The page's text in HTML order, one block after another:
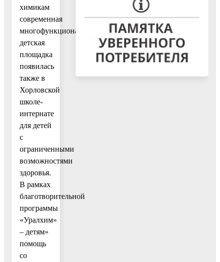
химикам
современная
многофункциональная
детская
площадка
появилась
также в
Хорловской
школе-
интернате
для детей
с
ограниченными
возможностями
здоровья.
В рамках
благотворительной
программы
«Уралхим»
– детям»
помощь
со